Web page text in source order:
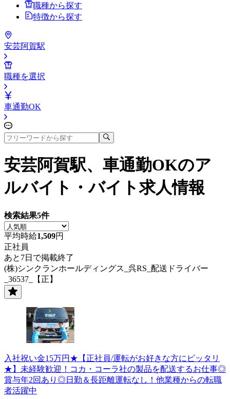
職種から探す
特徴から探す
安芸阿賀駅
職種を選択
車通勤OK
安芸阿賀駅、車通勤OKのア
ルバイト・バイト求人情報
検索結果5件
平均時給1,509円
正社員
あと7日で掲載終了
(株)シンクランホールディングス_呉RS_配送ドライバー
_36537_【正】
入社祝い金15万円★【正社員/運転がお好きな方にピッタリ
★】未経験歓迎！コカ・コーラ社の製品を配送するお仕事◎
賞与年2回あり◎日勤＆長距離運転なし！他業種からの転職
者活躍中